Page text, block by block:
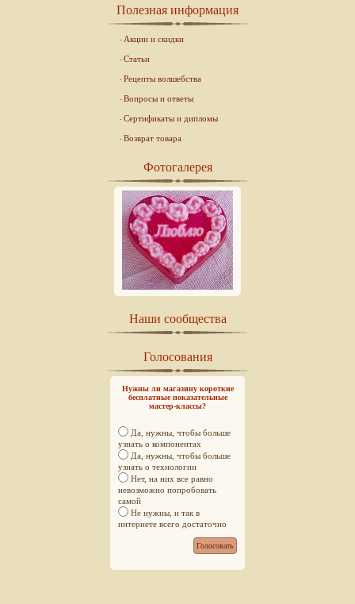
Полезная информация
Акции и скидки
Статьи
Рецепты волшебства
Вопросы и ответы
Сертификаты и дипломы
Возврат товара
Фотогалерея
Наши сообщества
Голосования
Нужны ли магазину короткие
бесплатные показательные
мастер-классы?
Да, нужны, чтобы больше
узнать о компонентах
Да, нужны, чтобы больше
узнать о технологии
Нет, на них все равно
невозможно попробовать
самой
Не нужны, и так в
интернете всего достаточно